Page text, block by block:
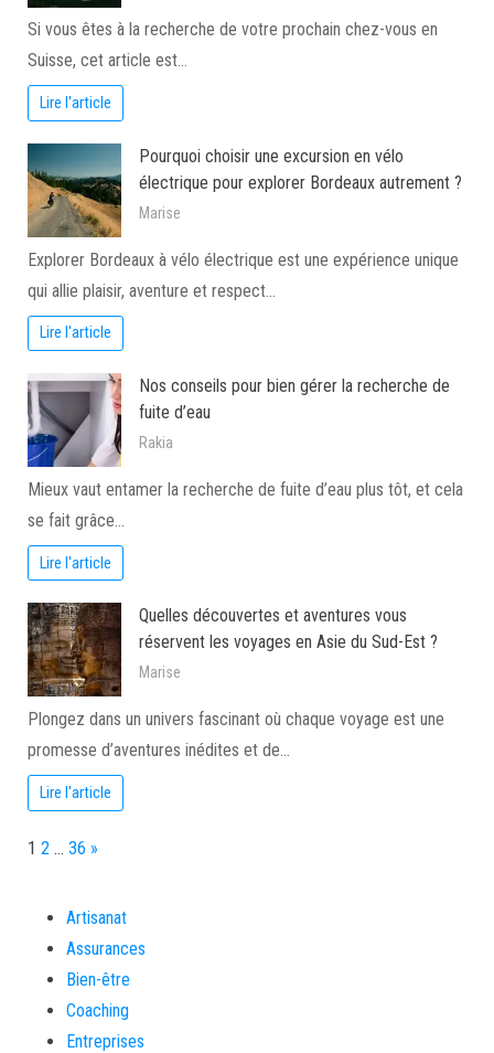
Si vous êtes à la recherche de votre prochain chez-vous en
Suisse, cet article est…
Lire l'article
Pourquoi choisir une excursion en vélo
électrique pour explorer Bordeaux autrement ?
Marise
Explorer Bordeaux à vélo électrique est une expérience unique
qui allie plaisir, aventure et respect…
Lire l'article
Nos conseils pour bien gérer la recherche de
fuite d’eau
Rakia
Mieux vaut entamer la recherche de fuite d’eau plus tôt, et cela
se fait grâce…
Lire l'article
Quelles découvertes et aventures vous
réservent les voyages en Asie du Sud-Est ?
Marise
Plongez dans un univers fascinant où chaque voyage est une
promesse d’aventures inédites et de…
Lire l'article
Page:
1 2 … 36 Next
»
Artisanat
Assurances
Bien-être
Coaching
Entreprises